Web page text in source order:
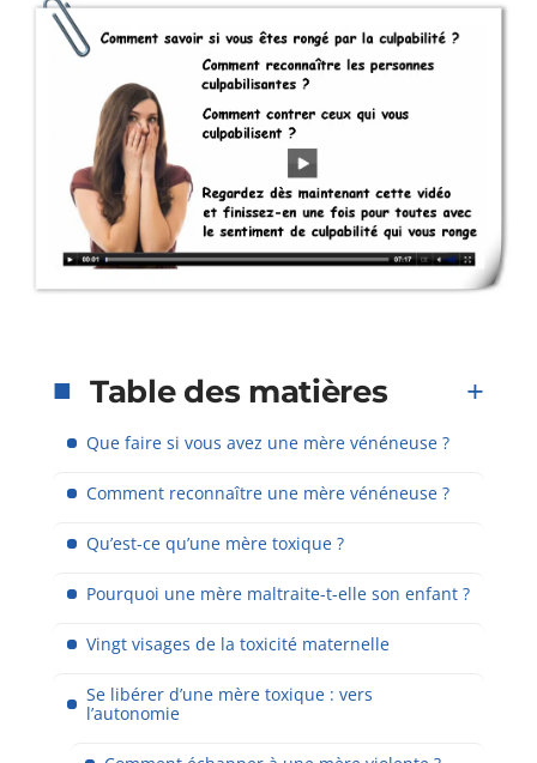
Table des matières
Que faire si vous avez une mère vénéneuse ?
Comment reconnaître une mère vénéneuse ?
Qu’est-ce qu’une mère toxique ?
Pourquoi une mère maltraite-t-elle son enfant ?
Vingt visages de la toxicité maternelle
Se libérer d’une mère toxique : vers
l’autonomie